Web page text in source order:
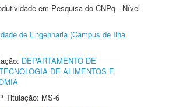
em Pesquisa do CNPq - Nível
de Engenharia (Câmpus de Ilha
DEPARTAMENTO DE
DE ALIMENTOS E
Titulação: MS-6